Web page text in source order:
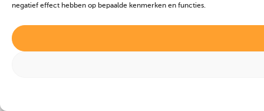
negatief effect hebben op bepaalde kenmerken en functies.